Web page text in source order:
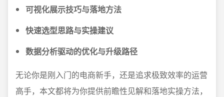
可视化展示技巧与落地方法
快速选型思路与实操建议
数据分析驱动的优化与升级路径
无论你是刚入门的电商新手，还是追求极致效率的运营
高手，本文都将为你提供前瞻性见解和落地实操方法，